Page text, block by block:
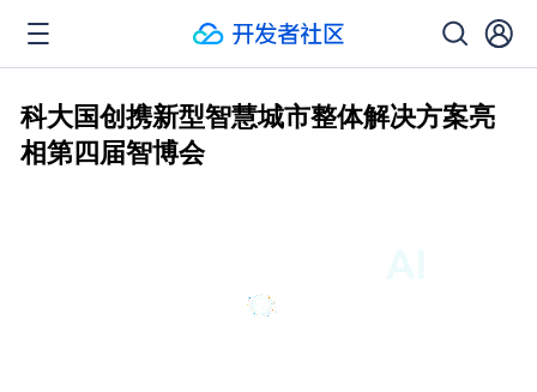
科大国创携新型智慧城市整体解决方案亮
相第四届智博会